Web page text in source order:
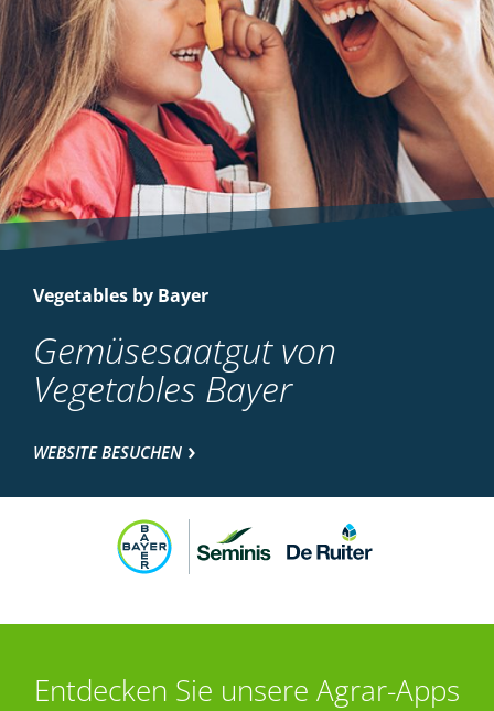
Vegetables by Bayer
Gemüsesaatgut von
Vegetables Bayer
WEBSITE BESUCHEN
Entdecken Sie unsere Agrar-Apps